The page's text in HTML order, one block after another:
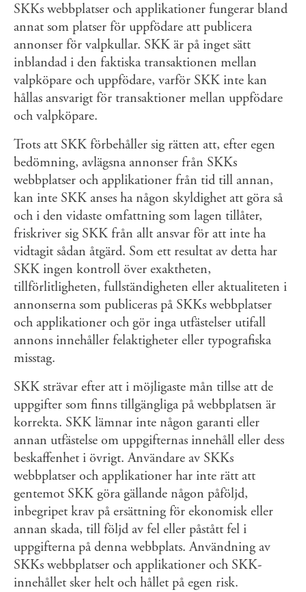
SKKs webbplatser och applikationer fungerar bland
annat som platser för uppfödare att publicera
annonser för valpkullar. SKK är på inget sätt
inblandad i den faktiska transaktionen mellan
valpköpare och uppfödare, varför SKK inte kan
hållas ansvarigt för transaktioner mellan uppfödare
och valpköpare.
Trots att SKK förbehåller sig rätten att, efter egen
bedömning, avlägsna annonser från SKKs
webbplatser och applikationer från tid till annan,
kan inte SKK anses ha någon skyldighet att göra så
och i den vidaste omfattning som lagen tillåter,
friskriver sig SKK från allt ansvar för att inte ha
vidtagit sådan åtgärd. Som ett resultat av detta har
SKK ingen kontroll över exaktheten,
tillförlitligheten, fullständigheten eller aktualiteten i
annonserna som publiceras på SKKs webbplatser
och applikationer och gör inga utfästelser utifall
annons innehåller felaktigheter eller typografiska
misstag.
SKK strävar efter att i möjligaste mån tillse att de
uppgifter som finns tillgängliga på webbplatsen är
korrekta. SKK lämnar inte någon garanti eller
annan utfästelse om uppgifternas innehåll eller dess
beskaffenhet i övrigt. Användare av SKKs
webbplatser och applikationer har inte rätt att
gentemot SKK göra gällande någon påföljd,
inbegripet krav på ersättning för ekonomisk eller
annan skada, till följd av fel eller påstått fel i
uppgifterna på denna webbplats. Användning av
SKKs webbplatser och applikationer och SKK-
innehållet sker helt och hållet på egen risk.